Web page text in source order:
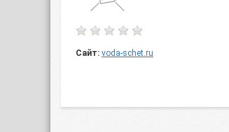
Сайт: voda-schet.ru